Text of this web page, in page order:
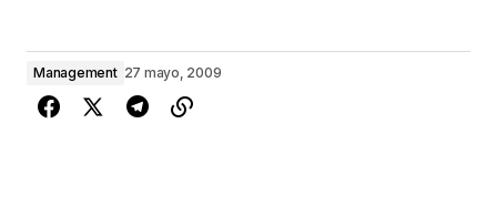
Management 27 mayo, 2009